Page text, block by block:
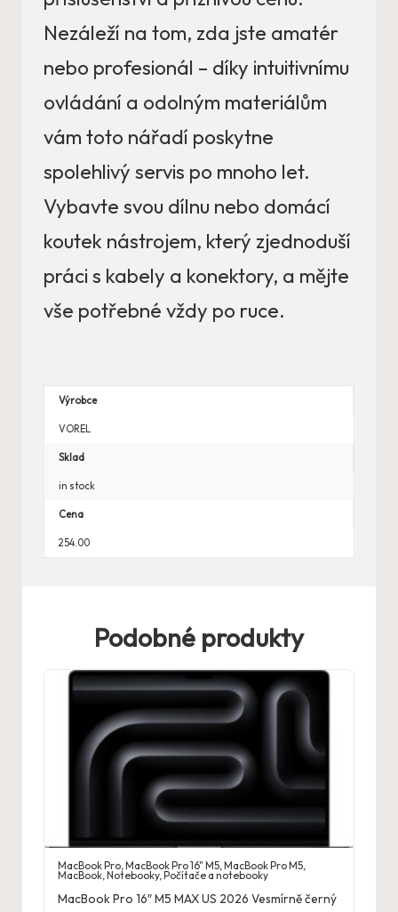
Nezáleží na tom, zda jste amatér
nebo profesionál – díky intuitivnímu
ovládání a odolným materiálům
vám toto nářadí poskytne
spolehlivý servis po mnoho let.
Vybavte svou dílnu nebo domácí
koutek nástrojem, který zjednoduší
práci s kabely a konektory, a mějte
vše potřebné vždy po ruce.
Výrobce
VOREL
Sklad
in stock
Cena
254.00
Podobné produkty
MacBook Pro,MacBook Pro 16" M5,MacBook Pro M5,
MacBook,Notebooky,Počítače a notebooky
MacBook Pro 16″ M5 MAX US 2026 Vesmírně černý